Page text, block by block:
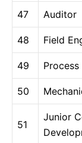
47 Auditor
48 Field
49 Process
50
51
Junior